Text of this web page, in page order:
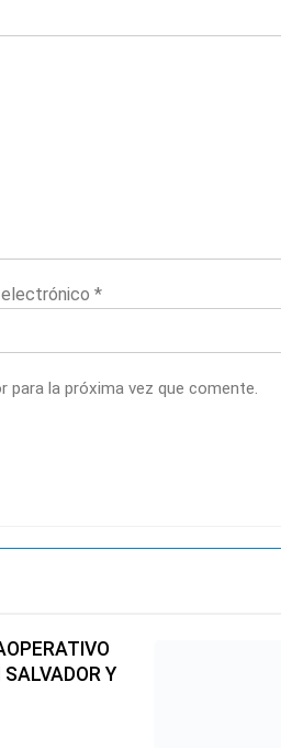
electrónico*
para la próxima vez que comente.
Y